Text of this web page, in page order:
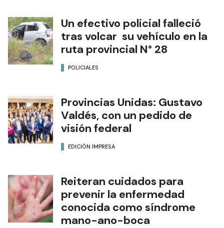
Un efectivo policial falleció
tras volcar su vehículo en la
ruta provincial N° 28
POLICIALES
Provincias Unidas: Gustavo
Valdés, con un pedido de
visión federal
EDICIÓN IMPRESA
Reiteran cuidados para
prevenir la enfermedad
conocida como síndrome
mano-ano-boca